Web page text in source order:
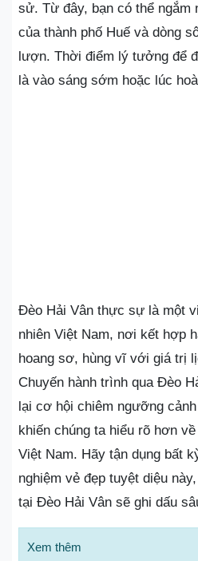
sử. Từ đây, bạn có thể ngắm
của thành phố Huế và dòng
lượn. Thời điểm lý tưởng để
là vào sáng sớm hoặc lúc
Đèo Hải Vân thực sự là một
nhiên Việt Nam, nơi kết hợp
hoang sơ, hùng vĩ với giá trị
Chuyến hành trình qua Đèo
lại cơ hội chiêm ngưỡng
khiến chúng ta hiểu rõ hơn
Việt Nam. Hãy tận dụng bất
nghiệm vẻ đẹp tuyệt diệu
tại Đèo Hải Vân sẽ ghi dấu
Xem thêm